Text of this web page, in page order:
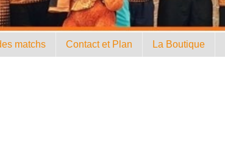
matchs Contact et Plan La Boutique